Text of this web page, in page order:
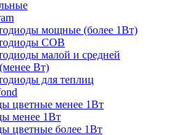
мощные (более 1Вт)
COB
малой и средней
Вт)
для теплиц
цветные менее 1Вт
менее 1Вт
цветные более 1Вт